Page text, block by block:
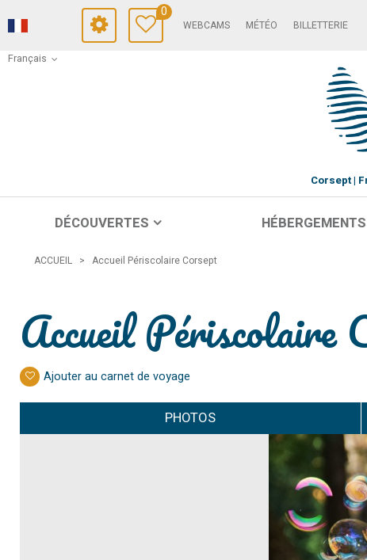
Français
0
WEBCAMS MÉTÉO BILLETTERIE
Corsept
DÉCOUVERTES HÉBERGEMENTS
ACCUEIL > Accueil Périscolaire Corsept
Accueil Périscolaire
Ajouter au carnet de voyage
PHOTOS